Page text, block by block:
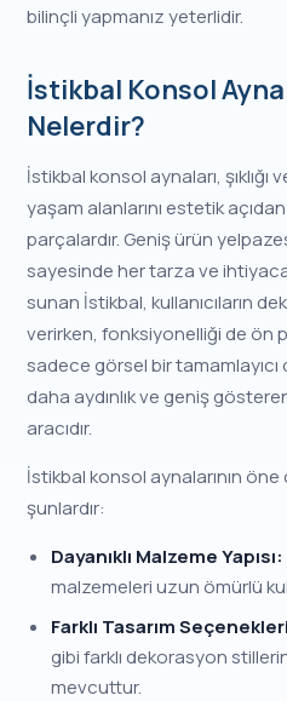
bilinçli yapmanız yeterlidir.
İstikbal Konsol
Nelerdir?
İstikbal konsol aynaları,
yaşam alanlarını estetik
parçalardır. Geniş ürün
sayesinde her tarza ve
sunan İstikbal, kullanıcıların
verirken, fonksiyonelliği de ön
sadece görsel bir tamamlayıcı
daha aydınlık ve geniş
aracıdır.
İstikbal konsol aynalarının öne
şunlardır:
Dayanıklı Malzeme Yapısı:
malzemeleri uzun ömürlü
Farklı Tasarım
gibi farklı dekorasyon
mevcuttur.